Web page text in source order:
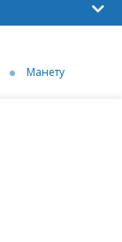
Манету